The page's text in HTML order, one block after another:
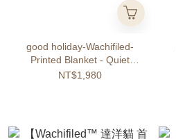
good holiday-Wachifiled-
Printed Blanket - Quiet
Beach
NT$1,980